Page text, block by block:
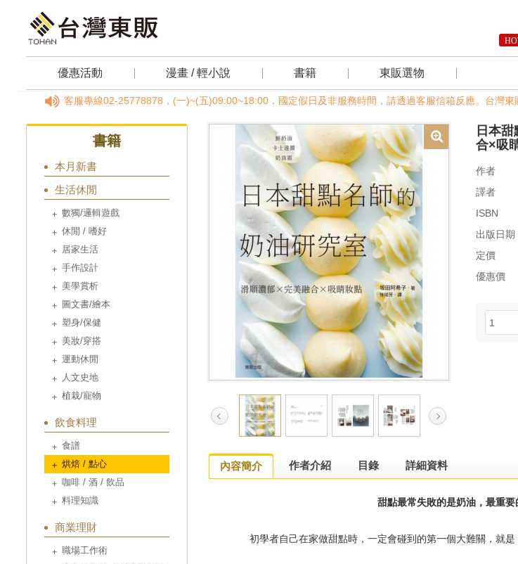
優惠活動 漫畫 / 輕小說 書籍 東販選物
請撥客服專線02-25778878，(一)~(五)09:00~18:00，國定假日及非服務時間，請透過客服信箱反應。台灣東販不會
書籍
本月新書
生活休閒
數獨/邏輯遊戲
休閒 / 嗜好
居家生活
手作設計
美學賞析
圖文書/繪本
塑身/保健
美妝/穿搭
運動休閒
人文史地
植栽/寵物
飲食料理
食譜
烘焙 / 點心
咖啡 / 酒 / 飲品
料理知識
商業理財
職場工作術
日本
合×吸
作者
譯者
ISBN
出版日期
定價
優惠價
內容簡介 作者介紹 目錄 詳細資料
甜點最常失敗的是奶油，最重要
初學者自己在家做甜點時，一定會碰到的第一個大難關，就是